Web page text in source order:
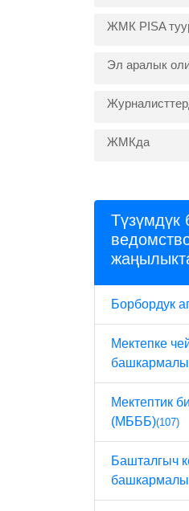
ЖМК PISA
Эл аралык
ЖМКда
Түзүмдүк
Борбордук
Мектепке
Мектептик
(МБББ)(107)
Башталгыч